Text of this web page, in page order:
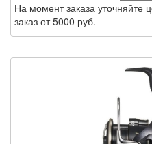
На момент заказа
заказ от 5000 руб.